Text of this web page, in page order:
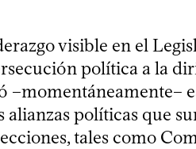
visible en el
política a la
–momentáneamente–
alianzas políticas que
tales como